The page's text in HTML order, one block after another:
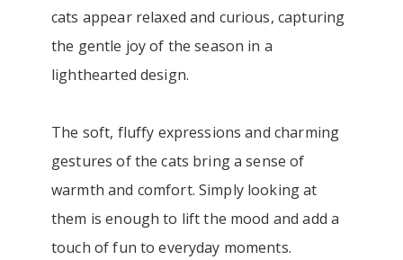
cats appear relaxed and curious, capturing
the gentle joy of the season in a
lighthearted design.
The soft, fluffy expressions and charming
gestures of the cats bring a sense of
warmth and comfort. Simply looking at
them is enough to lift the mood and add a
touch of fun to everyday moments.